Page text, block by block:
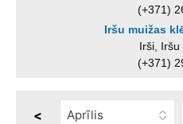
(+371)
Iršu muižas
Irši, Iršu
(+371)
<